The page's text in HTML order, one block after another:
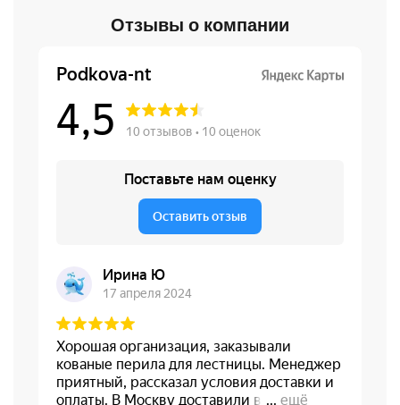
Отзывы о компании